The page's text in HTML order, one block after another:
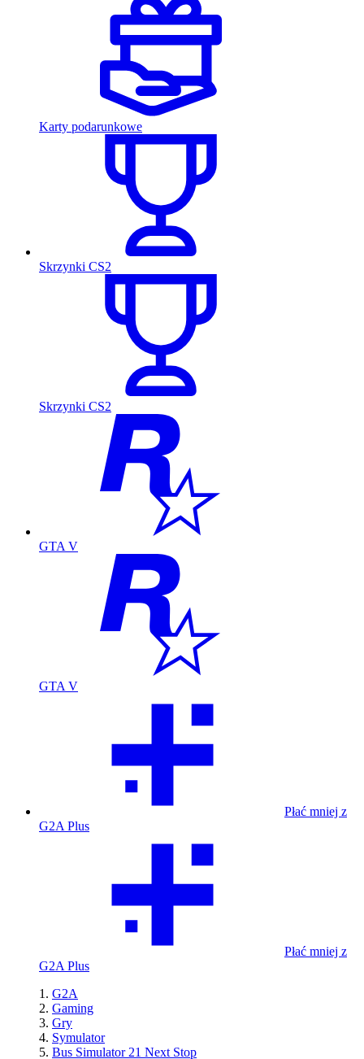
Karty podarunkowe
Skrzynki CS2
Skrzynki CS2
GTA V
GTA V
Płać mniej z
G2A Plus
Płać mniej z
G2A Plus
G2A
Gaming
Gry
Symulator
Bus Simulator 21 Next Stop